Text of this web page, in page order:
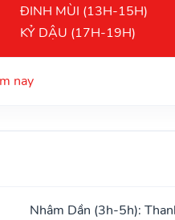
ĐINH MÙI (13H-15H)
KỶ DẬU (17H-19H)
nay
Nhâm Dần (3h-5h):